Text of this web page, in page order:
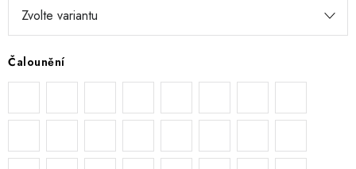
Čalounění